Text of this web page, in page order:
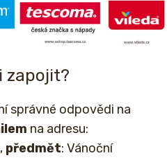
zapojit?
správné odpovědi na
na adresu:
, předmět: Vánoční